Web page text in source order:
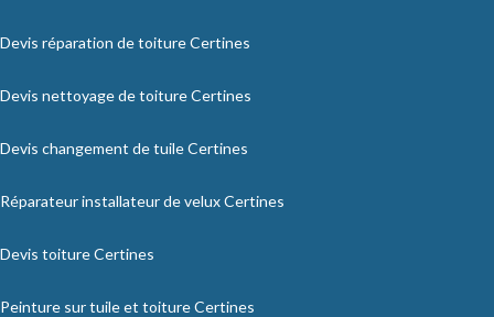
Devis réparation de toiture Certines
Devis nettoyage de toiture Certines
Devis changement de tuile Certines
Réparateur installateur de velux Certines
Devis toiture Certines
Peinture sur tuile et toiture Certines